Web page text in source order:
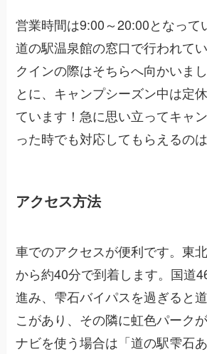
営業時間は9:00～20:00となって
道の駅温泉館の窓口で行われて
クインの際はそちらへ向かいま
とに、キャンプシーズン中は定
ています！急に思い立ってキャ
った時でも対応してもらえるの
アクセス方法
車でのアクセスが便利です。東
から約40分で到着します。国道
進み、雫石バイパスを過ぎると
こがあり、その隣に虹色パーク
ナビを使う場合は「道の駅雫石